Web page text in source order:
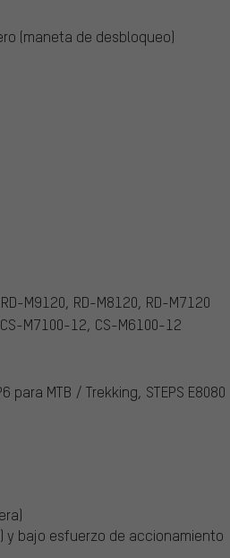
(maneta de desbloqueo)
M9120, RD-M8120, RD-M7120
M7100-12, CS-M6100-12
para MTB / Trekking, STEPS E8080
y bajo esfuerzo de accionamiento